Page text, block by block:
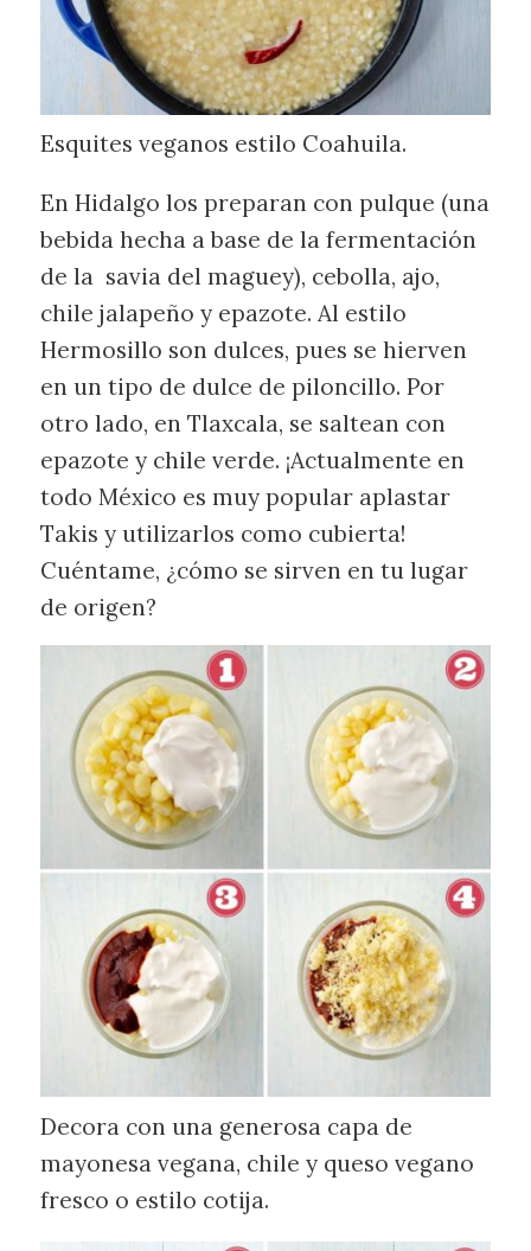
Esquites veganos estilo Coahuila.
En Hidalgo los preparan con pulque (una
bebida hecha a base de la fermentación
de la savia del maguey), cebolla, ajo,
chile jalapeño y epazote. Al estilo
Hermosillo son dulces, pues se hierven
en un tipo de dulce de piloncillo. Por
otro lado, en Tlaxcala, se saltean con
epazote y chile verde. ¡Actualmente en
todo México es muy popular aplastar
Takis y utilizarlos como cubierta!
Cuéntame, ¿cómo se sirven en tu lugar
de origen?
Decora con una generosa capa de
mayonesa vegana, chile y queso vegano
fresco o estilo cotija.